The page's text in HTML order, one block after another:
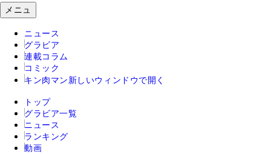
メニュ
ニュース
グラビア
連載コラム
コミック
キン肉マン 新しいウィンドウで開く
トップ
グラビア一覧
ニュース
ランキング
動画